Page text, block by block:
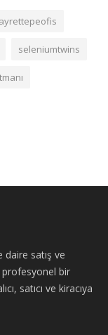
seleniumtwins
satış ve
profesyonel bir
satıcı ve kiracıya